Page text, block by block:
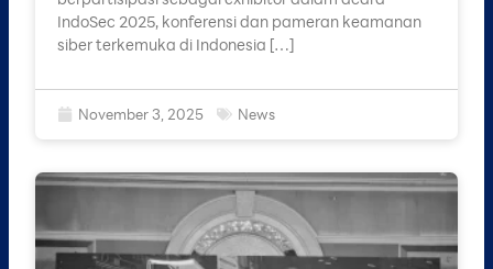
IndoSec 2025, konferensi dan pameran keamanan
siber terkemuka di Indonesia […]
November 3, 2025 News